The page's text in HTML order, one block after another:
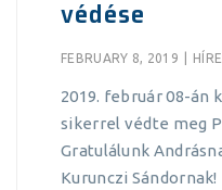
védése
FEBRUARY 8, 2019
2019. február 08-án
sikerrel védte meg
Gratulálunk
Kurunczi Sándornak!